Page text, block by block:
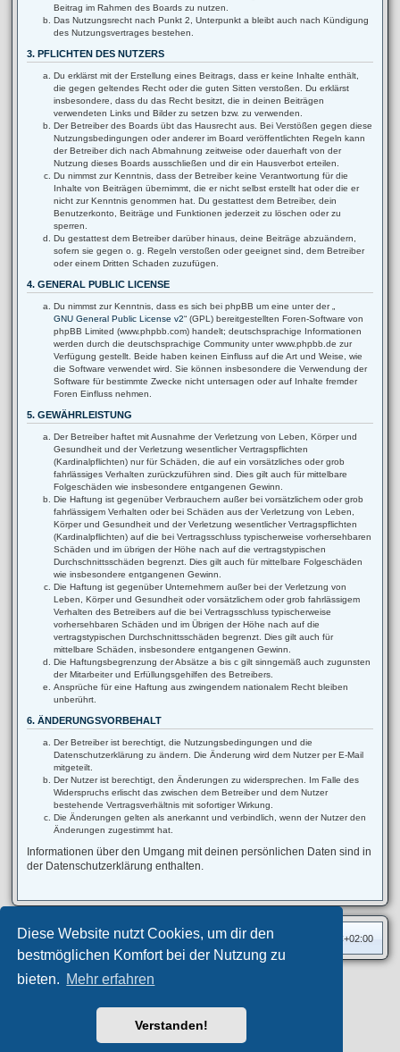
Diese Website nutzt Cookies, um dir den
bestmöglichen Komfort bei der Nutzung zu
bieten. Mehr erfahren
Verstanden!
Beitrag im Rahmen des Boards zu nutzen.
Das Nutzungsrecht nach Punkt 2, Unterpunkt a bleibt auch nach Kündigung
des Nutzungsvertrages bestehen.
3. PFLICHTEN DES NUTZERS
Du erklärst mit der Erstellung eines Beitrags, dass er keine Inhalte enthält,
die gegen geltendes Recht oder die guten Sitten verstoßen. Du erklärst
insbesondere, dass du das Recht besitzt, die in deinen Beiträgen
verwendeten Links und Bilder zu setzen bzw. zu verwenden.
Der Betreiber des Boards übt das Hausrecht aus. Bei Verstößen gegen diese
Nutzungsbedingungen oder anderer im Board veröffentlichten Regeln kann
der Betreiber dich nach Abmahnung zeitweise oder dauerhaft von der
Nutzung dieses Boards ausschließen und dir ein Hausverbot erteilen.
Du nimmst zur Kenntnis, dass der Betreiber keine Verantwortung für die
Inhalte von Beiträgen übernimmt, die er nicht selbst erstellt hat oder die er
nicht zur Kenntnis genommen hat. Du gestattest dem Betreiber, dein
Benutzerkonto, Beiträge und Funktionen jederzeit zu löschen oder zu
sperren.
Du gestattest dem Betreiber darüber hinaus, deine Beiträge abzuändern,
sofern sie gegen o. g. Regeln verstoßen oder geeignet sind, dem Betreiber
oder einem Dritten Schaden zuzufügen.
4. GENERAL PUBLIC LICENSE
Du nimmst zur Kenntnis, dass es sich bei phpBB um eine unter der „
GNU General Public License v2“ (GPL) bereitgestellten Foren-Software von
phpBB Limited (www.phpbb.com) handelt; deutschsprachige Informationen
werden durch die deutschsprachige Community unter www.phpbb.de zur
Verfügung gestellt. Beide haben keinen Einfluss auf die Art und Weise, wie
die Software verwendet wird. Sie können insbesondere die Verwendung der
Software für bestimmte Zwecke nicht untersagen oder auf Inhalte fremder
Foren Einfluss nehmen.
5. GEWÄHRLEISTUNG
Der Betreiber haftet mit Ausnahme der Verletzung von Leben, Körper und
Gesundheit und der Verletzung wesentlicher Vertragspflichten
(Kardinalpflichten) nur für Schäden, die auf ein vorsätzliches oder grob
fahrlässiges Verhalten zurückzuführen sind. Dies gilt auch für mittelbare
Folgeschäden wie insbesondere entgangenen Gewinn.
Die Haftung ist gegenüber Verbrauchern außer bei vorsätzlichem oder grob
fahrlässigem Verhalten oder bei Schäden aus der Verletzung von Leben,
Körper und Gesundheit und der Verletzung wesentlicher Vertragspflichten
(Kardinalpflichten) auf die bei Vertragsschluss typischerweise vorhersehbaren
Schäden und im übrigen der Höhe nach auf die vertragstypischen
Durchschnittsschäden begrenzt. Dies gilt auch für mittelbare Folgeschäden
wie insbesondere entgangenen Gewinn.
Die Haftung ist gegenüber Unternehmern außer bei der Verletzung von
Leben, Körper und Gesundheit oder vorsätzlichem oder grob fahrlässigem
Verhalten des Betreibers auf die bei Vertragsschluss typischerweise
vorhersehbaren Schäden und im Übrigen der Höhe nach auf die
vertragstypischen Durchschnittsschäden begrenzt. Dies gilt auch für
mittelbare Schäden, insbesondere entgangenen Gewinn.
Die Haftungsbegrenzung der Absätze a bis c gilt sinngemäß auch zugunsten
der Mitarbeiter und Erfüllungsgehilfen des Betreibers.
Ansprüche für eine Haftung aus zwingendem nationalem Recht bleiben
unberührt.
6. ÄNDERUNGSVORBEHALT
Der Betreiber ist berechtigt, die Nutzungsbedingungen und die
Datenschutzerklärung zu ändern. Die Änderung wird dem Nutzer per E-Mail
mitgeteilt.
Der Nutzer ist berechtigt, den Änderungen zu widersprechen. Im Falle des
Widerspruchs erlischt das zwischen dem Betreiber und dem Nutzer
bestehende Vertragsverhältnis mit sofortiger Wirkung.
Die Änderungen gelten als anerkannt und verbindlich, wenn der Nutzer den
Änderungen zugestimmt hat.
Informationen über den Umgang mit deinen persönlichen Daten sind in
der Datenschutzerklärung enthalten.
Foren-Übersicht Alle Zeiten sind UTC+02:00
Privates Forum ©